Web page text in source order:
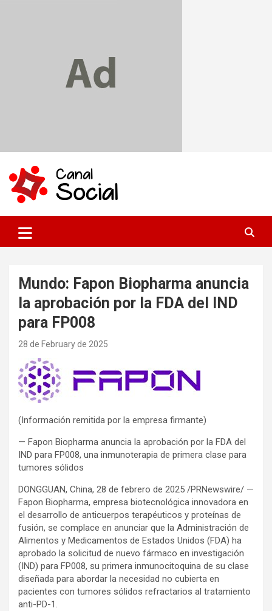
content
Canal Social
Mundo: Fapon Biopharma anuncia
la aprobación por la FDA del IND
para FP008
28 de February de 2025
(Información remitida por la empresa firmante)
— Fapon Biopharma anuncia la aprobación por la FDA del
IND para FP008, una inmunoterapia de primera clase para
tumores sólidos
DONGGUAN, China, 28 de febrero de 2025 /PRNewswire/ —
Fapon Biopharma, empresa biotecnológica innovadora en
el desarrollo de anticuerpos terapéuticos y proteínas de
fusión, se complace en anunciar que la Administración de
Alimentos y Medicamentos de Estados Unidos (FDA) ha
aprobado la solicitud de nuevo fármaco en investigación
(IND) para FP008, su primera inmunocitoquina de su clase
diseñada para abordar la necesidad no cubierta en
pacientes con tumores sólidos refractarios al tratamiento
anti-PD-1.